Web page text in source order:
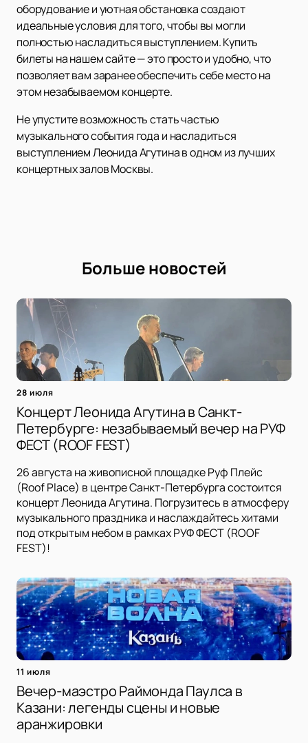
оборудование и уютная обстановка создают
идеальные условия для того, чтобы вы могли
полностью насладиться выступлением. Купить
билеты на нашем сайте — это просто и удобно, что
позволяет вам заранее обеспечить себе место на
этом незабываемом концерте.
Не упустите возможность стать частью
музыкального события года и насладиться
выступлением Леонида Агутина в одном из лучших
концертных залов Москвы.
Больше новостей
28 июля
Концерт Леонида Агутина в Санкт-
Петербурге: незабываемый вечер на РУФ
ФЕСТ (ROOF FEST)
26 августа на живописной площадке Руф Плейс
(Roof Place) в центре Санкт-Петербурга состоится
концерт Леонида Агутина. Погрузитесь в атмосферу
музыкального праздника и наслаждайтесь хитами
под открытым небом в рамках РУФ ФЕСТ (ROOF
FEST)!
11 июля
Вечер-маэстро Раймонда Паулса в
Казани: легенды сцены и новые
аранжировки